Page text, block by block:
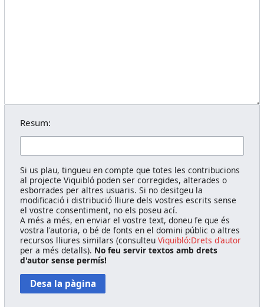
Resum:
Si us plau, tingueu en compte que totes les contribucions
al projecte Viquibló poden ser corregides, alterades o
esborrades per altres usuaris. Si no desitgeu la
modificació i distribució lliure dels vostres escrits sense
el vostre consentiment, no els poseu ací.
A més a més, en enviar el vostre text, doneu fe que és
vostra l'autoria, o bé de fonts en el domini públic o altres
recursos lliures similars (consulteuViquibló:Drets d'autor
per a més detalls). No feu servir textos amb drets
d'autor sense permís!